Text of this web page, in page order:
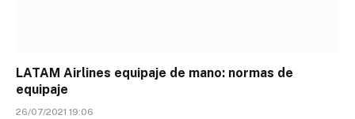
LATAM Airlines equipaje de mano: normas de
equipaje
26/07/2021 19:06